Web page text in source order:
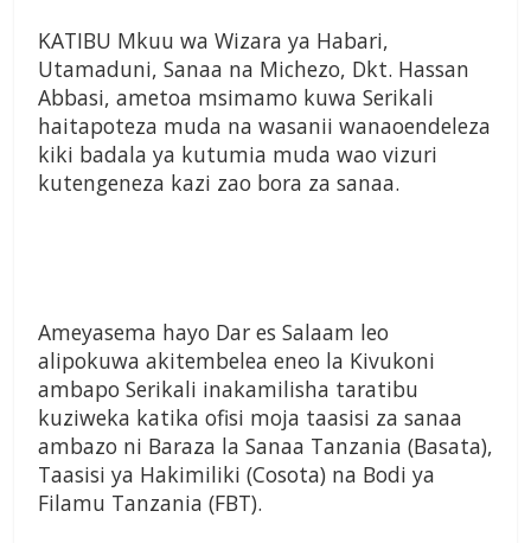
KATIBU Mkuu wa Wizara ya Habari,
Utamaduni, Sanaa na Michezo, Dkt. Hassan
Abbasi, ametoa msimamo kuwa Serikali
haitapoteza muda na wasanii wanaoendeleza
kiki badala ya kutumia muda wao vizuri
kutengeneza kazi zao bora za sanaa.
Ameyasema hayo Dar es Salaam leo
alipokuwa akitembelea eneo la Kivukoni
ambapo Serikali inakamilisha taratibu
kuziweka katika ofisi moja taasisi za sanaa
ambazo ni Baraza la Sanaa Tanzania (Basata),
Taasisi ya Hakimiliki (Cosota) na Bodi ya
Filamu Tanzania (FBT).